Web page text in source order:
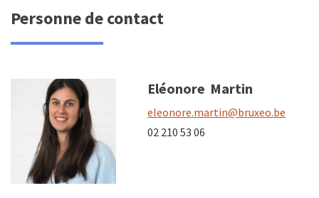
Personne de contact
Eléonore Martin
eleonore.martin@bruxeo.be
02 210 53 06